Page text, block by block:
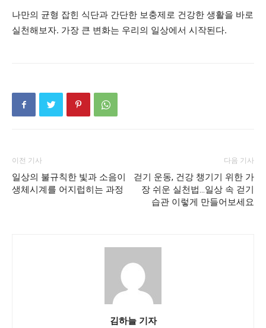
나만의 균형 잡힌 식단과 간단한 보충제로 건강한 생활을 바로
실천해보자. 가장 큰 변화는 우리의 일상에서 시작된다.
이전 기사
일상의 불규칙한 빛과 소음이
생체시계를 어지럽히는 과정
다음 기사
걷기 운동, 건강 챙기기 위한 가
장 쉬운 실천법…일상 속 걷기
습관 이렇게 만들어보세요
김하늘 기자